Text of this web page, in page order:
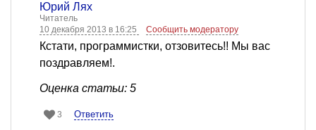
Юрий Лях
Читатель
10 декабря 2013 в 16:25
Сообщить модератору
Кстати, программистки, отзовитесь!! Мы вас
поздравляем!.
Оценка статьи: 5
3 Ответить